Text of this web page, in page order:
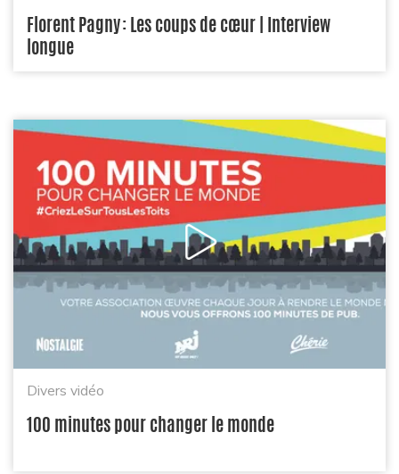
Florent Pagny : Les coups de cœur | Interview
longue
Divers vidéo
100 minutes pour changer le monde